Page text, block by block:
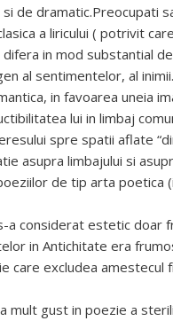
de dramatic.Preocupati
a liricului ( potrivit
difera in mod substantial
al sentimentelor, al
in favoarea uneia
lui in limbaj
spre spatii aflate
asupra limbajului si
de tip arta poetica
a considerat estetic doar
in Antichitate era
care excludea amestecul
mult gust in poezie a